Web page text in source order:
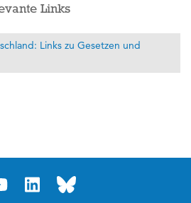
Links
Links zu Gesetzen und